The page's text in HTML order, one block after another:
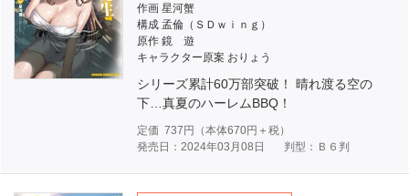
作画 星河蟹
構成 孟倫（ＳＤｗｉｎｇ）
原作 鏡 遊
キャラクター原案 おりょう
シリーズ累計60万部突破！ 晴れ渡る空の
下…真夏のハーレムBBQ！
定価 737 円（本体670円＋税）
発売日：2024年03月08日
判型：Ｂ６判